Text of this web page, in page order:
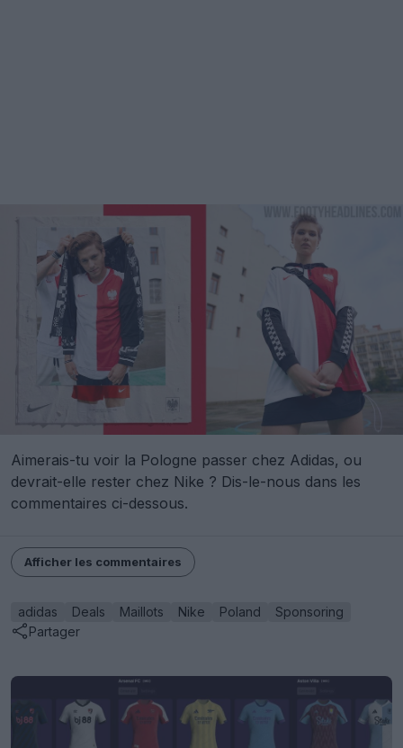
Aimerais-tu voir la Pologne passer chez Adidas, ou
devrait-elle rester chez Nike ? Dis-le-nous dans les
commentaires ci-dessous.
Afficher les commentaires
adidas Deals Maillots Nike Poland
Sponsoring
Partager